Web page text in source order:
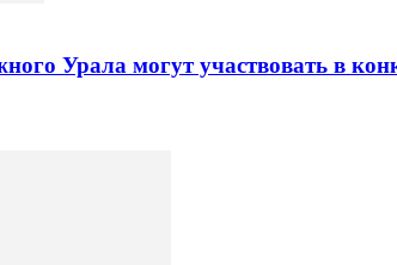
Урала могут участвовать в